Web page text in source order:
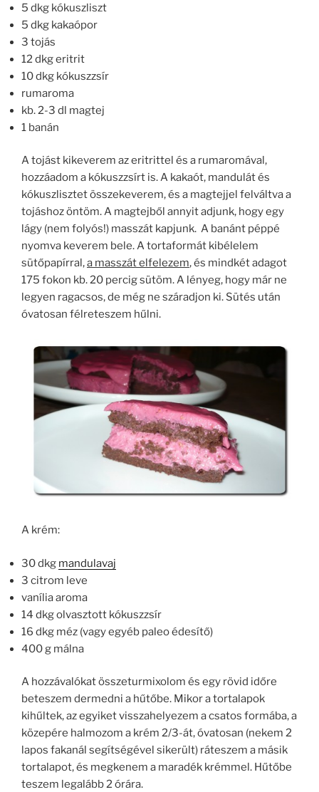
5 dkg kókuszliszt
5 dkg kakaópor
3 tojás
12 dkg eritrit
10 dkg kókuszzsír
rumaroma
kb. 2-3 dl magtej
1 banán
A tojást kikeverem az eritrittel és a rumaromával,
hozzáadom a kókuszzsírt is. A kakaót, mandulát és
kókuszlisztet összekeverem, és a magtejjel felváltva a
tojáshoz öntöm. A magtejből annyit adjunk, hogy egy
lágy (nem folyós!) masszát kapjunk. A banánt péppé
nyomva keverem bele. A tortaformát kibélelem
sütőpapírral,a masszát elfelezem, és mindkét adagot
175 fokon kb. 20 percig sütöm. A lényeg, hogy már ne
legyen ragacsos, de még ne száradjon ki. Sütés után
óvatosan félreteszem hűlni.
A krém:
30 dkg mandulavaj
3 citrom leve
vanília aroma
14 dkg olvasztott kókuszzsír
16 dkg méz (vagy egyéb paleo édesítő)
400 g málna
A hozzávalókat összeturmixolom és egy rövid időre
beteszem dermedni a hűtőbe. Mikor a tortalapok
kihűltek, az egyiket visszahelyezem a csatos formába, a
közepére halmozom a krém 2/3-át, óvatosan (nekem 2
lapos fakanál segítségével sikerült) ráteszem a másik
tortalapot, és megkenem a maradék krémmel. Hűtőbe
teszem legalább 2 órára.